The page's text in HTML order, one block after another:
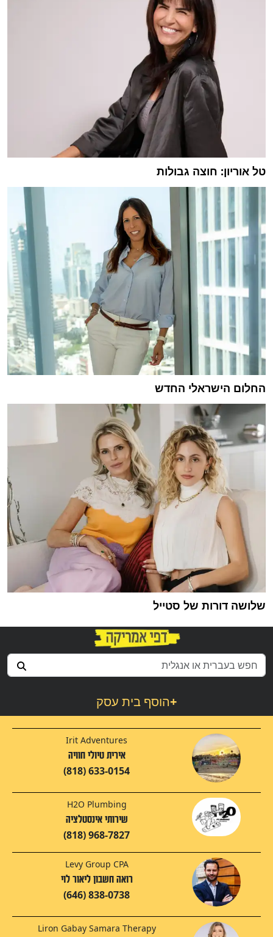
טל אוריון: חוצה גבולות
החלום הישראלי החדש
שלושה דורות של סטייל
הוסף בית עסק+
Irit Adventures
אירית טיולי חוויה
(818) 633-0154
H2O Plumbing
שירותי אינסטלציה
(818) 968-7827
Levy Group CPA
רואה חשבון ליאור לוי
(646) 838-0738
Liron Gabay Samara Therapy